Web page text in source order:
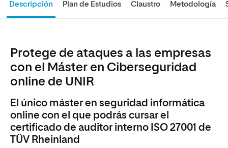
Descripción Plan de Estudios Claustro Metodología
Protege de ataques a las empresas
con el Máster en Ciberseguridad
online de UNIR
El único máster en seguridad informática
online con el que podrás cursar el
certificado de auditor interno ISO 27001 de
TÜV Rheinland